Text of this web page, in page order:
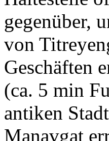
gegenüber,
von
Geschäften
(ca. 5 min
antiken
Manavgat